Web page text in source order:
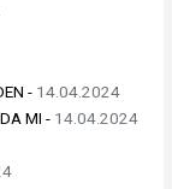
- 14.04.2024
MI - 14.04.2024